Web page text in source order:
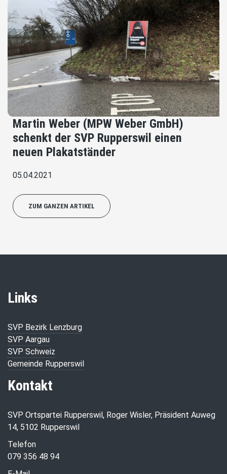
Martin Weber (MPW Weber GmbH)
schenkt der SVP Rupperswil einen
neuen Plakatständer
05.04.2021
ZUM GANZEN ARTIKEL
Links
SVP Bezirk Lenzburg
SVP Aargau
SVP Schweiz
Gemeinde Rupperswil
Kontakt
SVP Ortspartei Rupperswil, Roger Wisler, Präsident Auweg
14, 5102 Rupperswil
Telefon
079 356 48 94